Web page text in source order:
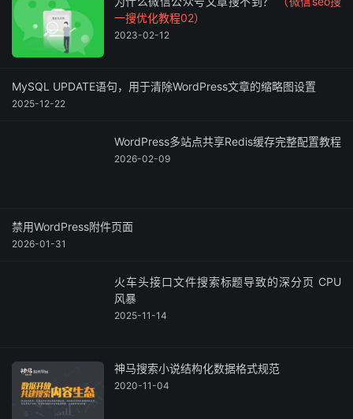
一搜优化教程02）
2023-02-12
MySQL UPDATE语句，用于清除WordPress文章的缩略图设置
2025-12-22
WordPress多站点共享Redis缓存完整配置教程
2026-02-09
禁用WordPress附件页面
2026-01-31
火车头接口文件搜索标题导致的深分页 CPU
风暴
2025-11-14
神马搜索小说结构化数据格式规范
2020-11-04